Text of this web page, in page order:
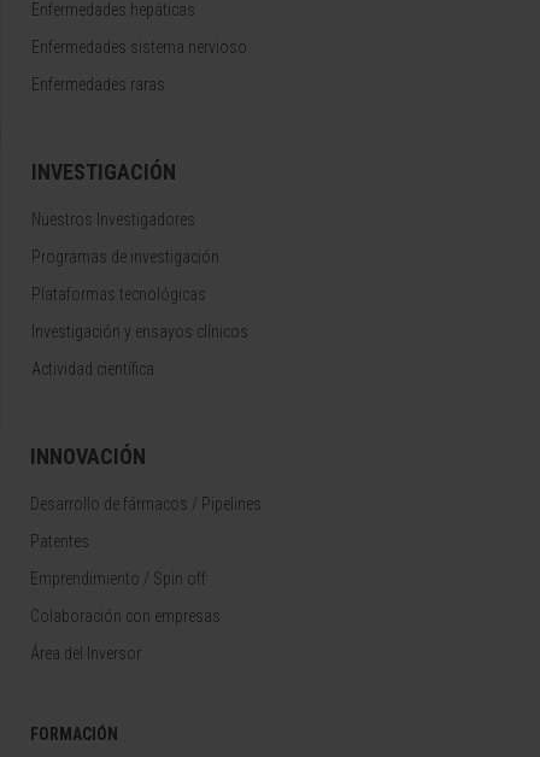
Enfermedades hepáticas
Enfermedades sistema nervioso
Enfermedades raras
INVESTIGACIÓN
Nuestros Investigadores
Programas de investigación
Plataformas tecnológicas
Investigación y ensayos clínicos
Actividad científica
INNOVACIÓN
Desarrollo de fármacos / Pipelines
Patentes
Emprendimiento / Spin off
Colaboración con empresas
Área del Inversor
FORMACIÓN